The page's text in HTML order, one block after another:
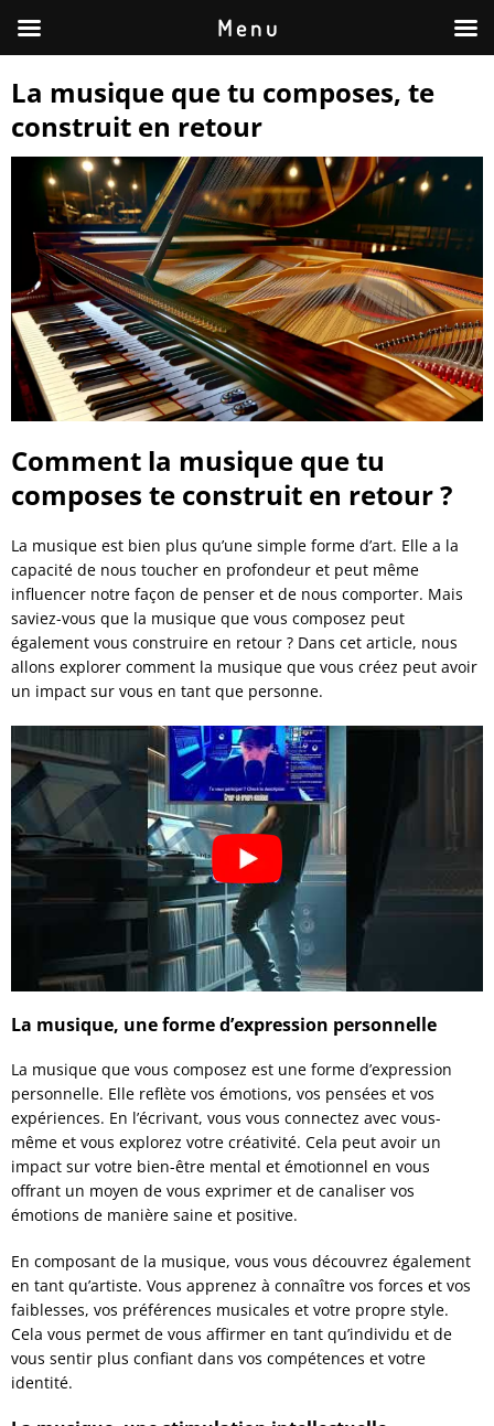
La musique que tu composes, te
construit en retour
Comment la musique que tu
composes te construit en retour ?
La musique est bien plus qu’une simple forme d’art. Elle a la
capacité de nous toucher en profondeur et peut même
influencer notre façon de penser et de nous comporter. Mais
saviez-vous que la musique que vous composez peut
également vous construire en retour ? Dans cet article, nous
allons explorer comment la musique que vous créez peut avoir
un impact sur vous en tant que personne.
La musique, une forme d’expression personnelle
La musique que vous composez est une forme d’expression
personnelle. Elle reflète vos émotions, vos pensées et vos
expériences. En l’écrivant, vous vous connectez avec vous-
même et vous explorez votre créativité. Cela peut avoir un
impact sur votre bien-être mental et émotionnel en vous
offrant un moyen de vous exprimer et de canaliser vos
émotions de manière saine et positive.
En composant de la musique, vous vous découvrez également
en tant qu’artiste. Vous apprenez à connaître vos forces et vos
faiblesses, vos préférences musicales et votre propre style.
Cela vous permet de vous affirmer en tant qu’individu et de
vous sentir plus confiant dans vos compétences et votre
identité.
M e n u